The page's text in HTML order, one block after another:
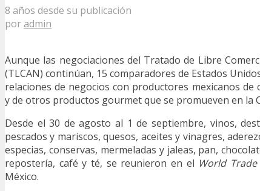
8 años desde su publicación
poradmin
Aunque las negociaciones del Tratado de Libre
(TLCAN) continúan, 15 comparadores de Estados
relaciones de negocios con productores mexicanos de
y de otros productos gourmet que se promueven en la
Desde el 30 de agosto al 1 de septiembre, vinos,
pescados y mariscos, quesos, aceites y vinagres,
especias, conservas, mermeladas y jaleas, pan,
repostería, café y té, se reunieron en el World
México.